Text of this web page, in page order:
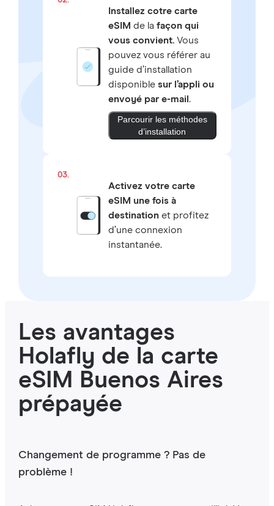
Installez cotre carte
eSIM de la façon qui
vous convient.Vous
pouvez vous référer au
guide d’installation
disponible sur l’appli ou
envoyé par e-mail .
Parcourir les méthodes
d’installation
03.
Activez votre carte
eSIM une fois à
destinationet profitez
d’une connexion
instantanée.
Les avantages
Holafly de la carte
eSIM Buenos Aires
prépayée
Changement de programme ? Pas de
problème !